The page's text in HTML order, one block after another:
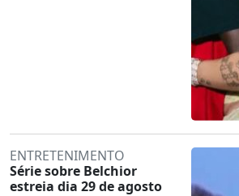
ENTRETENIMENTO
Série sobre Belchior
estreia dia 29 de agosto